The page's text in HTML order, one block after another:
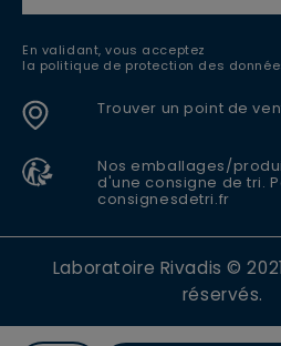
En validant, vous acceptez
la politique de protection des
Trouver un point de
Nos emballages/
d'une consigne de tri.
consignesdetri.fr
Laboratoire Rivadis ©
réservés.